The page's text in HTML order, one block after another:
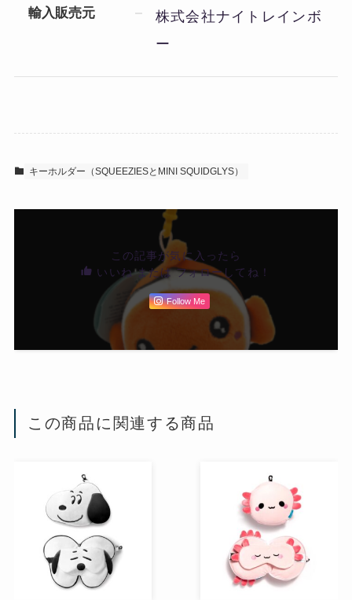
輸入販売元
株式会社ナイトレインボ
ー
キーホルダー（SQUEEZIESとMINI SQUIDGLYS）
この記事が気に入ったら
いいね または フォローしてね！
Follow Me
この商品に関連する商品